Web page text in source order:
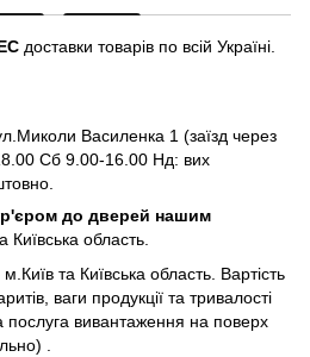
доставки товарів по всій Україні.
Василенка 1 (заїзд через
Сб 9.00-16.00 Нд: вих
до дверей нашим
Київська область.
та Київська область. Вартість
ваги продукції та тривалості
вивантаження на поверх
.